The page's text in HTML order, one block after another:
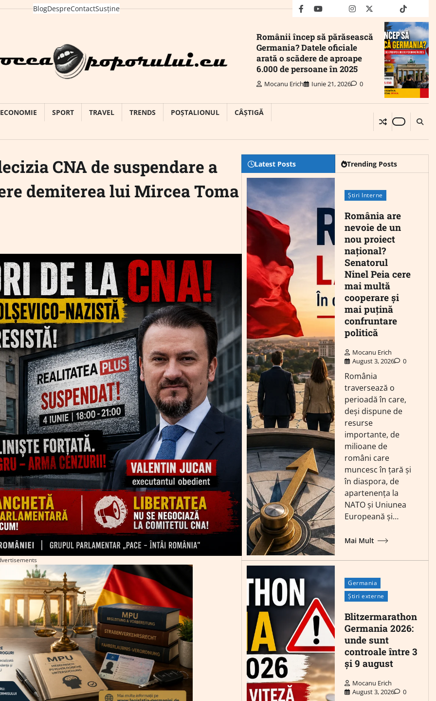
BlogDespreContactSusține facebookyoutubeMailinstagram
twitter truthtiktok
Românii încep să părăsească
Germania? Datele oficiale
arată o scădere de aproape
6.000 de persoane în 2025
Mocanu Erich Iunie 21, 2026 0
ECONOMIE SPORT TRAVEL TRENDS POȘTALIONUL CÂȘTIGĂ
CNA de suspendare a
demiterea lui Mircea Toma
Latest Posts Trending Posts
Știri Interne
România are
nevoie de un
nou proiect
național?
Senatorul
Ninel Peia cere
mai multă
cooperare și
mai puțină
confruntare
politică
Mocanu Erich
August 3, 2026
0
România
traversează o
perioadă în care,
deși dispune de
resurse
importante, de
milioane de
români care
muncesc în țară și
în diaspora, de
apartenența la
NATO și Uniunea
Europeană și…
Mai Mult
Germania
Știri externe
Blitzermarathon
Germania 2026:
unde sunt
controale între 3
și 9 august
Mocanu Erich
August 3, 2026
0